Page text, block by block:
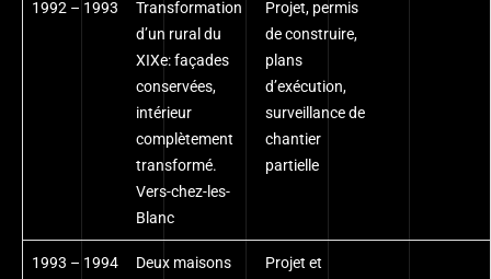
1992 – 1993
Transformation
d’un rural du
XIXe: façades
conservées,
intérieur
complètement
transformé.
Vers-chez-les-
Blanc
Projet, permis
de construire,
plans
d’exécution,
surveillance de
chantier
partielle
1993 – 1994
Deux maisons
Projet et